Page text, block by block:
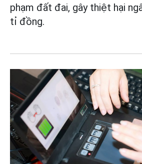
phạm đất đai, gây thiệt hại
tỉ đồng.